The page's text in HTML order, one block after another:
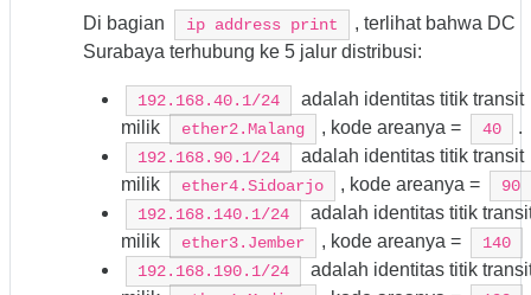
Di bagian ip address print
, terlihat bahwa DC
Surabaya terhubung ke 5 jalur distribusi:
192.168.40.1/24
adalah identitas titik transit
milik
ether2.Malang , kode areanya = 40 .
192.168.90.1/24
adalah identitas titik transit
milik
ether4.Sidoarjo , kode areanya =
90
192.168.140.1/24
adalah identitas titik
milik
ether3.Jember , kode areanya =
140
192.168.190.1/24
adalah identitas titik